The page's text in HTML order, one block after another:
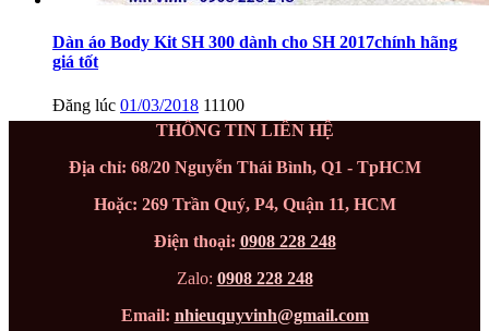
Dàn áo Body Kit SH 300 dành cho SH 2017chính hãng
giá tốt
Đăng lúc 01/03/2018 11100
THÔNG TIN LIÊN HỆ
Địa chỉ: 68/20 Nguyễn Thái Bình, Q1 - TpHCM
Hoặc: 269 Trần Quý, P4, Quận 11, HCM
Điện thoại: 0908 228 248
Zalo: 0908 228 248
Email: nhieuquyvinh@gmail.com